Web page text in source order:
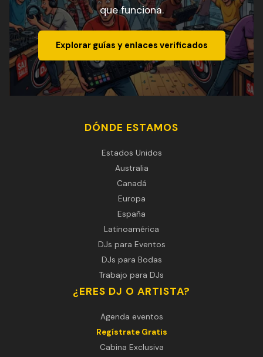
que funciona.
Explorar guías y enlaces verificados
DÓNDE ESTAMOS
Estados Unidos
Australia
Canadá
Europa
España
Latinoamérica
DJs para Eventos
DJs para Bodas
Trabajo para DJs
¿ERES DJ O ARTISTA?
Agenda eventos
Regístrate Gratis
Cabina Exclusiva